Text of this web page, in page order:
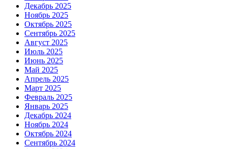
Декабрь 2025
Ноябрь 2025
Октябрь 2025
Сентябрь 2025
Август 2025
Июль 2025
Июнь 2025
Май 2025
Апрель 2025
Март 2025
Февраль 2025
Январь 2025
Декабрь 2024
Ноябрь 2024
Октябрь 2024
Сентябрь 2024